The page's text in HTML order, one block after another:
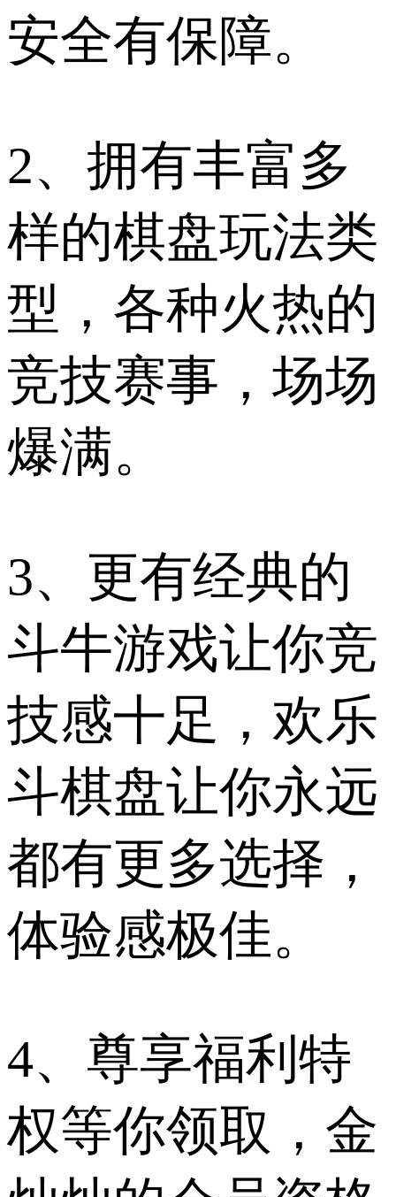
安全有保障。
2、拥有丰富多
样的棋盘玩法类
型，各种火热的
竞技赛事，场场
爆满。
3、更有经典的
斗牛游戏让你竞
技感十足，欢乐
斗棋盘让你永远
都有更多选择，
体验感极佳。
4、尊享福利特
权等你领取，金